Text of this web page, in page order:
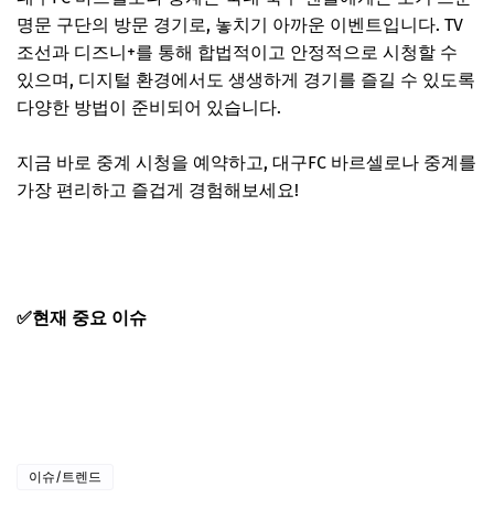
명문 구단의 방문 경기로, 놓치기 아까운 이벤트입니다. TV
조선과 디즈니+를 통해 합법적이고 안정적으로 시청할 수
있으며, 디지털 환경에서도 생생하게 경기를 즐길 수 있도록
다양한 방법이 준비되어 있습니다.
지금 바로 중계 시청을 예약하고, 대구FC 바르셀로나 중계를
가장 편리하고 즐겁게 경험해보세요!
✅현재 중요 이슈
이슈/트렌드